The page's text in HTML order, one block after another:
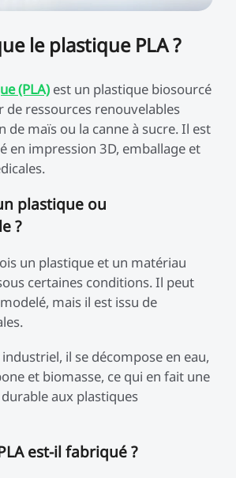
Bridge +
Raptor + Scan Bridge +
Carte de crédits
Fanforge Gold Coin
3D Planche de Calibration
Hyper PETG
Starry Hyper PLA Lumineux
UV de
- 6 kg
Nouveau
Résine Rapide LCD
Durcie aux UV - 6 kg
Infrarouge 1,2 W
235 x
K1C
Plaque PEI 370 × 370
mm | K2 Plus
K1
Chauffage Céramique
Ender-3 V3
K2 Plus Buse Unicorn K1
le plastique PLA ?
(PLA)est un plastique biosourcé
ressources renouvelables
de maïs ou la canne à sucre. Il est
en impression 3D, emballage et
plastique ou
?
un plastique et un matériau
certaines conditions. Il peut
mais il est issu de
il se décompose en eau,
et biomasse, ce qui en fait une
aux plastiques
est-il fabriqué ?